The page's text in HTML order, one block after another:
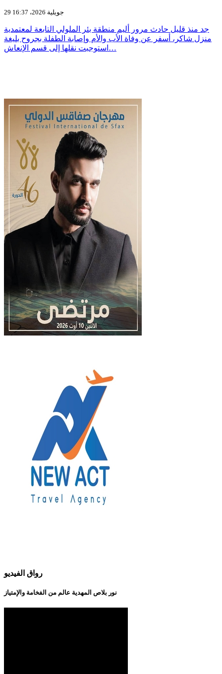
29 جويلية 2026، 16:37
جد منذ قليل حادث مرور أليم منطقة بئر الملولي التابعة لمعتمدية
منزل شاكر، أسفر عن وفاة الأب والأم وإصابة الطفلة بجروح بليغة
استوجبت نقلها إلى قسم الإنعاش…
رواق الفيديو
نور بلاص المهدية عالم من الفخامة والإمتياز